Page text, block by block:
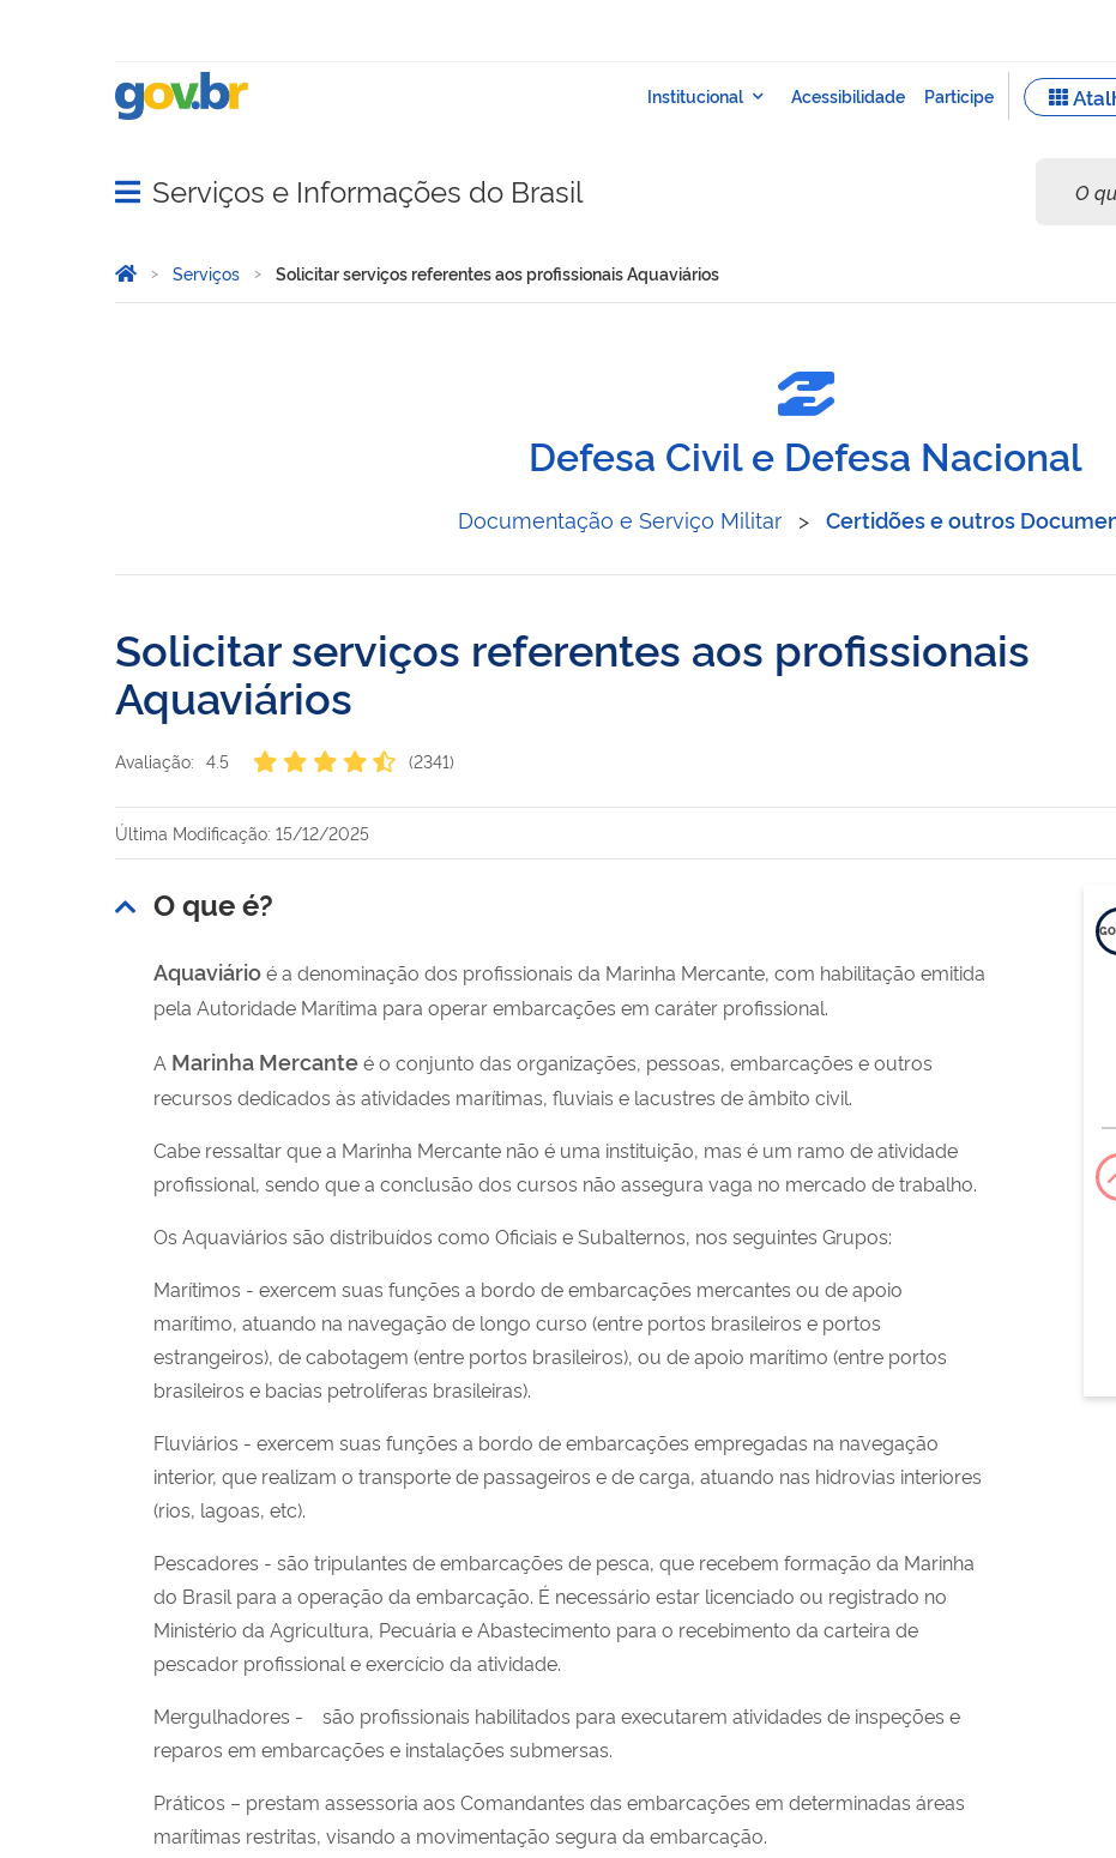
Abrir menu principal de navegação
Serviços e Informações do Brasil
Você está aqui:
Página Inicial
Serviços Solicitar serviços referentes aos profissionais Aquaviários
Defesa Civil e Defesa Nacional
Documentação e Serviço Militar > Certidões e outros
Solicitar serviços referentes aos profissionais
Aquaviários
Avaliação: 4.5 (2341)
Última Modificação: 15/12/2025
O que é?
Aquaviárioé a denominação dos profissionais da Marinha Mercante, com habilitação emitida
pela Autoridade Marítima para operar embarcações em caráter profissional.
A Marinha Mercanteé o conjunto das organizações, pessoas, embarcações e outros
recursos dedicados às atividades marítimas, fluviais e lacustres de âmbito civil.
Cabe ressaltar que a Marinha Mercante não é uma instituição, mas é um ramo de atividade
profissional, sendo que a conclusão dos cursos não assegura vaga no mercado de trabalho.
Os Aquaviários são distribuídos como Oficiais e Subalternos, nos seguintes Grupos:
Marítimos - exercem suas funções a bordo de embarcações mercantes ou de apoio
marítimo, atuando na navegação de longo curso (entre portos brasileiros e portos
estrangeiros), de cabotagem (entre portos brasileiros), ou de apoio marítimo (entre portos
brasileiros e bacias petrolíferas brasileiras).
Fluviários - exercem suas funções a bordo de embarcações empregadas na navegação
interior, que realizam o transporte de passageiros e de carga, atuando nas hidrovias interiores
(rios, lagoas, etc).
Pescadores - são tripulantes de embarcações de pesca, que recebem formação da Marinha
do Brasil para a operação da embarcação. É necessário estar licenciado ou registrado no
Ministério da Agricultura, Pecuária e Abastecimento para o recebimento da carteira de
pescador profissional e exercício da atividade.
Mergulhadores - são profissionais habilitados para executarem atividades de inspeções e
reparos em embarcações e instalações submersas.
Práticos – prestam assessoria aos Comandantes das embarcações em determinadas áreas
marítimas restritas, visando a movimentação segura da embarcação.